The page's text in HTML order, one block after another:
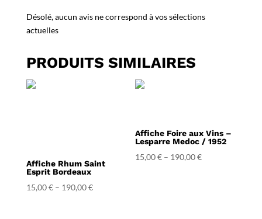
Désolé, aucun avis ne correspond à vos sélections
actuelles
PRODUITS SIMILAIRES
Affiche Rhum Saint
Esprit Bordeaux
15,00€– 190,00€
Affiche Foire aux Vins –
Lesparre Medoc / 1952
15,00€ – 190,00€